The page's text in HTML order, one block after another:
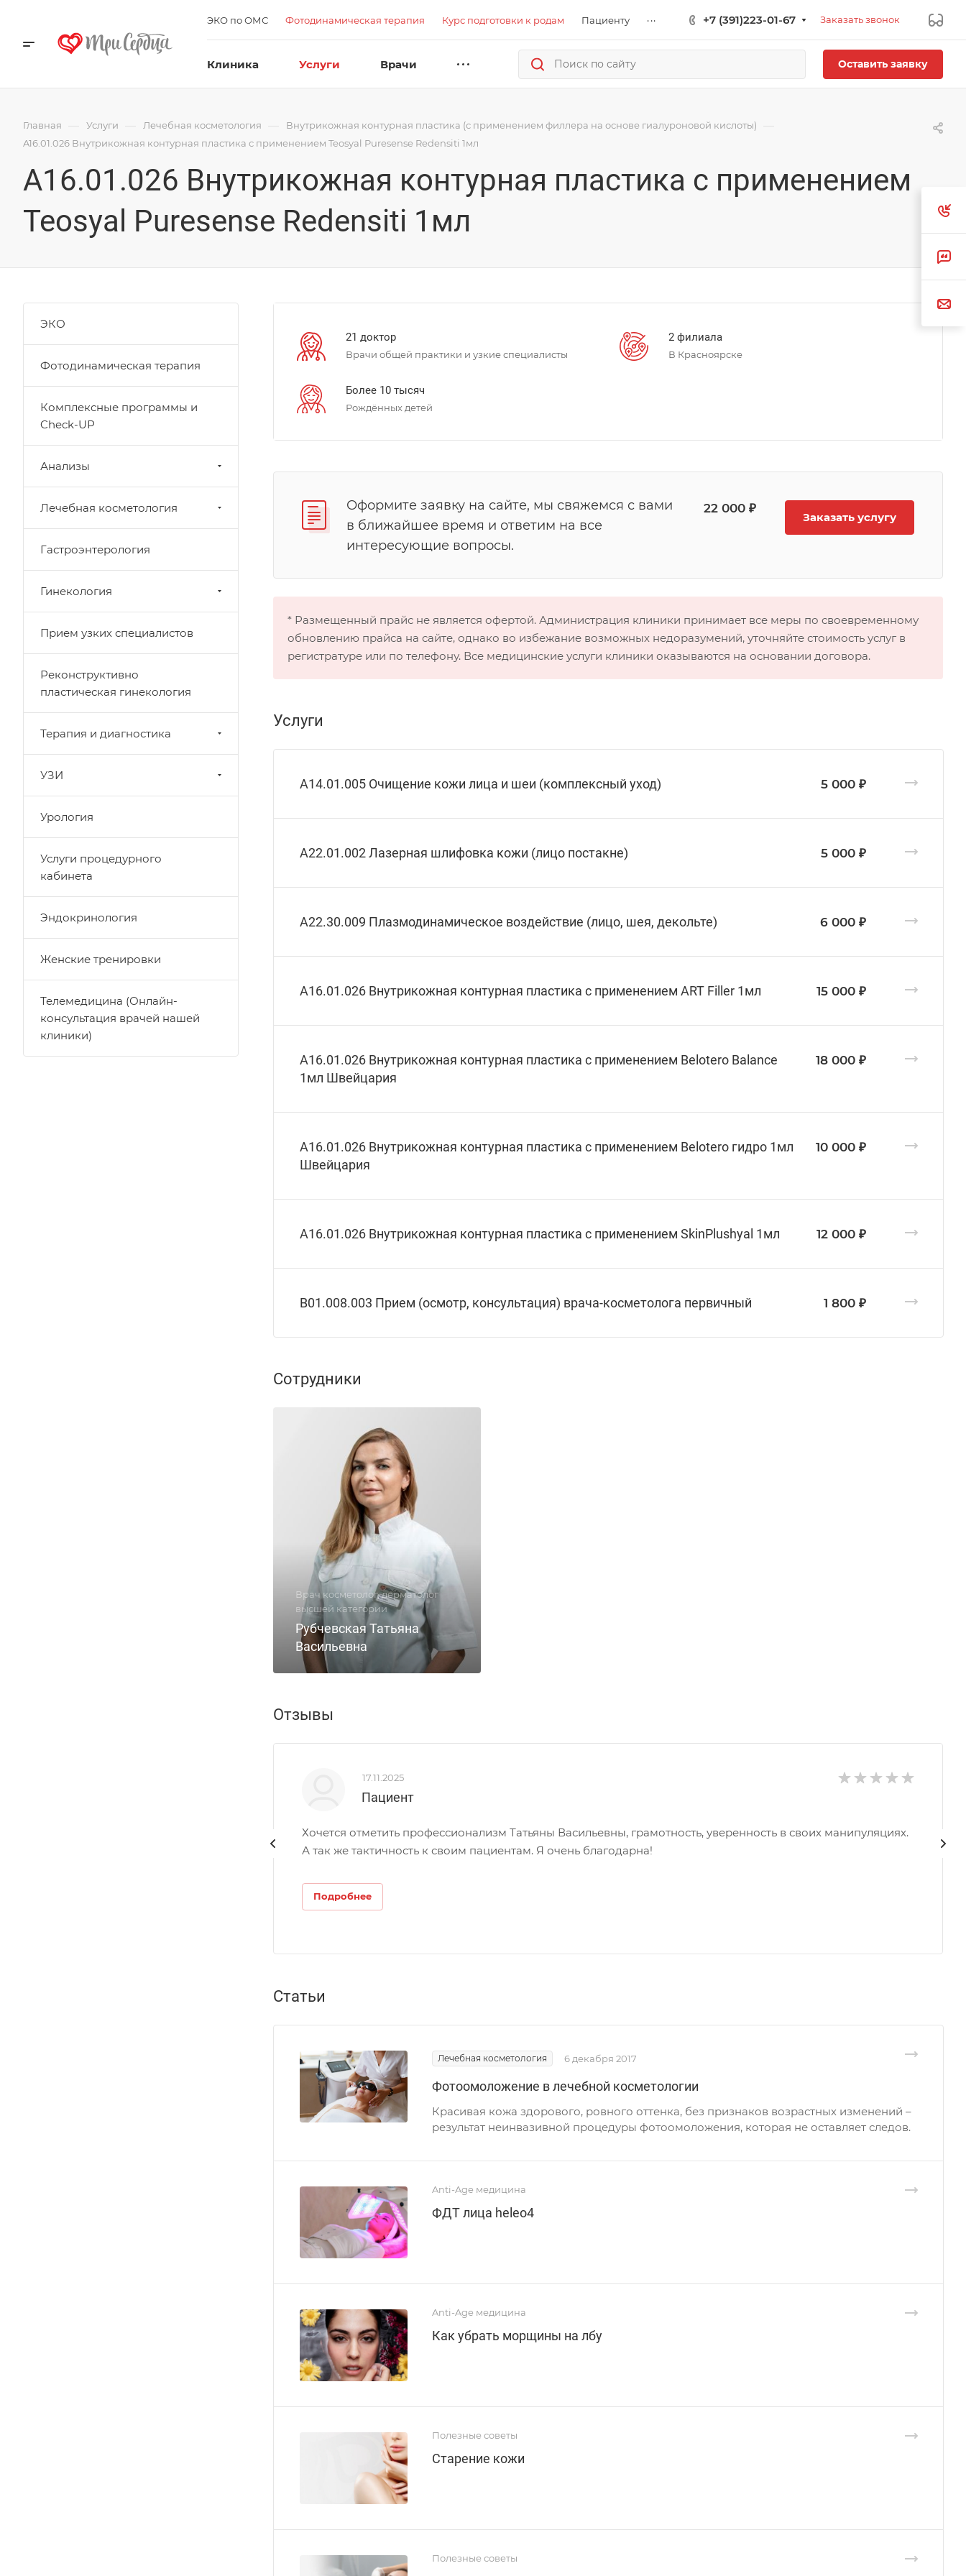
ЭКО по ОМС Фотодинамическая терапия Курс подготовки к родам Пациенту ... +7 (391)223-01-67 Заказать звонок
Клиника Услуги Врачи Оставить заявку
Главная — Услуги — Лечебная косметология — Внутрикожная контурная пластика (с применением филлера на основе гиалуроновой кислоты) —
A16.01.026 Внутрикожная контурная пластика с применением Teosyal Puresense Redensiti 1мл
A16.01.026 Внутрикожная контурная пластика с применением
Teosyal Puresense Redensiti 1мл
21 доктор
Врачи общей практики и узкие специалисты
2 филиала
В Красноярске
Более 10 тысяч
Рождённых детей
Оформите заявку на сайте, мы свяжемся с вами
в ближайшее время и ответим на все
интересующие вопросы.
22 000 ₽
Заказать услугу
* Размещенный прайс не является офертой. Администрация клиники принимает все меры по своевременному
обновлению прайса на сайте, однако во избежание возможных недоразумений, уточняйте стоимость услуг в
регистратуре или по телефону. Все медицинские услуги клиники оказываются на основании договора.
Услуги
A14.01.005 Очищение кожи лица и шеи (комплексный уход) 5 000 ₽
A22.01.002 Лазерная шлифовка кожи (лицо постакне) 5 000 ₽
A22.30.009 Плазмодинамическое воздействие (лицо, шея, декольте) 6 000 ₽
A16.01.026 Внутрикожная контурная пластика с применением ART Filler 1мл 15 000 ₽
A16.01.026 Внутрикожная контурная пластика с применением Belotero Balance
1мл Швейцария
18 000 ₽
A16.01.026 Внутрикожная контурная пластика с применением Belotero гидро 1мл
Швейцария
10 000 ₽
A16.01.026 Внутрикожная контурная пластика с применением SkinPlushyal 1мл 12 000 ₽
B01.008.003 Прием (осмотр, консультация) врача-косметолога первичный 1 800 ₽
Сотрудники
Врач косметолог, дерматолог
высшей категории
Рубчевская Татьяна
Васильевна
Отзывы
17.11.2025
Пациент
Хочется отметить профессионализм Татьяны Васильевны, грамотность, уверенность в своих манипуляциях.
А так же тактичность к своим пациентам. Я очень благодарна!
Подробнее
Статьи
Лечебная косметология 6 декабря 2017
Фотоомоложение в лечебной косметологии
Красивая кожа здорового, ровного оттенка, без признаков возрастных изменений –
результат неинвазивной процедуры фотоомоложения, которая не оставляет следов.
Anti-Age медицина
ФДТ лица heleo4
Anti-Age медицина
Как убрать морщины на лбу
Полезные советы
Старение кожи
Полезные советы
ЭКО
Фотодинамическая терапия
Комплексные программы и
Check-UP
Анализы
Лечебная косметология
Гастроэнтерология
Гинекология
Прием узких специалистов
Реконструктивно
пластическая гинекология
Терапия и диагностика
УЗИ
Урология
Услуги процедурного
кабинета
Эндокринология
Женские тренировки
Телемедицина (Онлайн-
консультация врачей нашей
клиники)